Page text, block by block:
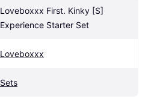
Loveboxxx First. Kinky [S]
Experience Starter Set
Loveboxxx
Sets